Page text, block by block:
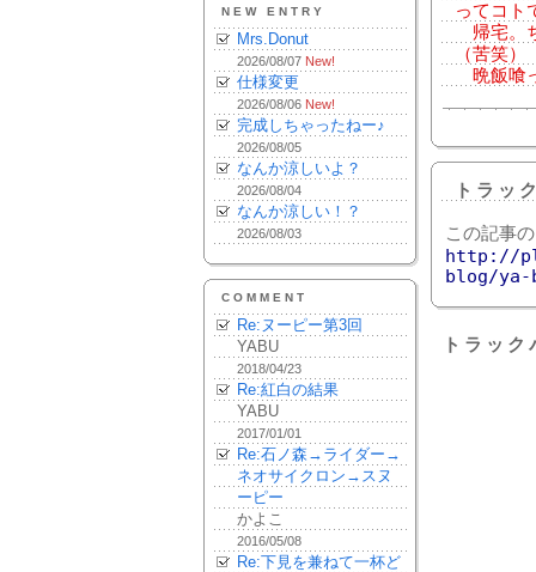
NEW ENTRY
Mrs.Donut
2026/08/07 New!
仕様変更
2026/08/06 New!
完成しちゃったねー♪
2026/08/05
なんか涼しいよ？
2026/08/04
なんか涼しい！？
2026/08/03
COMMENT
Re:ヌーピー第3回
YABU
2018/04/23
Re:紅白の結果
YABU
2017/01/01
Re:石ノ森→ライダー→
ネオサイクロン→スヌ
ーピー
かよこ
2016/05/08
Re:下見を兼ねて一杯ど
ってコト
帰宅。
（苦笑）
晩飯喰
トラッ
この記事
http://
blog/ya-
トラッ